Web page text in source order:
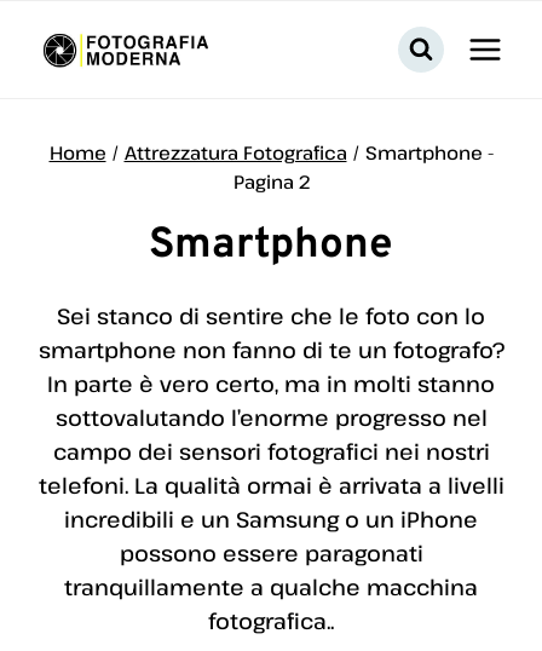
Home / Attrezzatura Fotografica / Smartphone -
Pagina 2
Smartphone
Sei stanco di sentire che le foto con lo
smartphone non fanno di te un fotografo?
In parte è vero certo, ma in molti stanno
sottovalutando l’enorme progresso nel
campo dei sensori fotografici nei nostri
telefoni. La qualità ormai è arrivata a livelli
incredibili e un Samsung o un iPhone
possono essere paragonati
tranquillamente a qualche macchina
fotografica..